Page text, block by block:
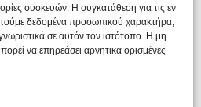
συσκευών. Η συγκατάθεση για τις εν
δεδομένα προσωπικού χαρακτήρα,
σε αυτόν τον ιστότοπο. Η μη
να επηρεάσει αρνητικά ορισμένες
σε